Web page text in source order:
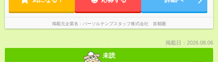
掲載元企業名 パーソルテンプスタッフ株式会社 首都圏
掲載日：2026.08.06
未読